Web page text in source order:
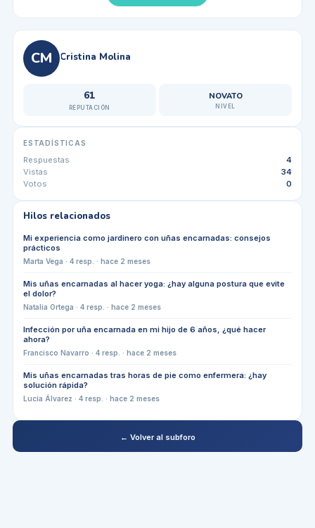
CM Cristina Molina
61
REPUTACIÓN
NOVATO
NIVEL
ESTADÍSTICAS
Respuestas
4
Vistas
34
Votos
0
Hilos relacionados
Mi experiencia como jardinero con uñas encarnadas: consejos
prácticos
Marta Vega · 4resp. · hace 2 meses
Mis uñas encarnadas al hacer yoga: ¿hay alguna postura que evite
el dolor?
Natalia Ortega · 4resp. · hace 2 meses
Infección por uña encarnada en mi hijo de 6 años, ¿qué hacer
ahora?
Francisco Navarro · 4resp. · hace 2 meses
Mis uñas encarnadas tras horas de pie como enfermera: ¿hay
solución rápida?
Lucía Álvarez · 4resp. · hace 2 meses
← Volver al subforo